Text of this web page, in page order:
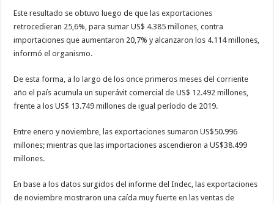
Este resultado se obtuvo luego de que las exportaciones
retrocedieran 25,6%, para sumar US$ 4.385 millones, contra
importaciones que aumentaron 20,7% y alcanzaron los 4.114 millones,
informó el organismo.
De esta forma, a lo largo de los once primeros meses del corriente
año el país acumula un superávit comercial de US$ 12.492 millones,
frente a los US$ 13.749 millones de igual período de 2019.
Entre enero y noviembre, las exportaciones sumaron US$50.996
millones; mientras que las importaciones ascendieron a US$38.499
millones.
En base a los datos surgidos del informe del Indec, las exportaciones
de noviembre mostraron una caída muy fuerte en las ventas de